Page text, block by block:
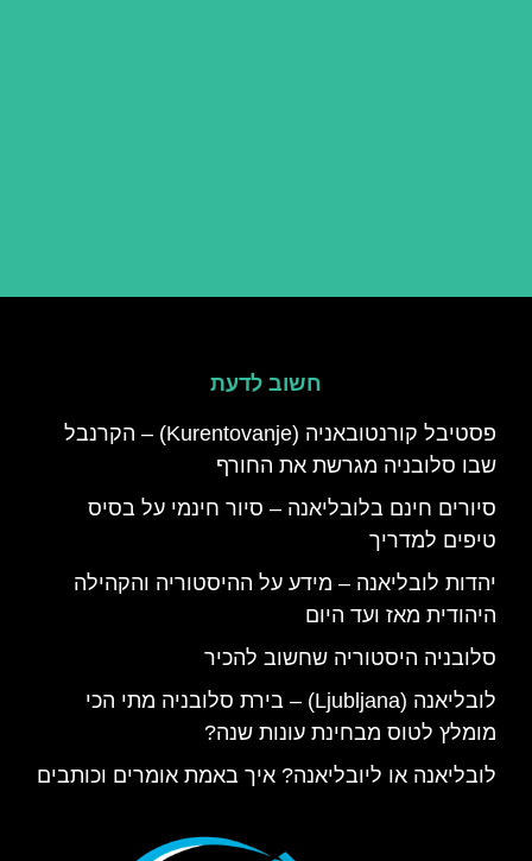
חשוב לדעת
פסטיבל קורנטובאניה (Kurentovanje) – הקרנבל
שבו סלובניה מגרשת את החורף
סיורים חינם בלובליאנה – סיור חינמי על בסיס
טיפים למדריך
יהדות לובליאנה – מידע על ההיסטוריה והקהילה
היהודית מאז ועד היום
סלובניה היסטוריה שחשוב להכיר
לובליאנה (Ljubljana) – בירת סלובניה מתי הכי
מומלץ לטוס מבחינת עונות שנה?
לובליאנה או ליובליאנה? איך באמת אומרים וכותבים